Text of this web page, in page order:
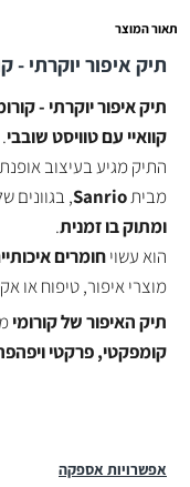
אפשרויות אספקה
תאור המוצר
תיק איפור יוקרתי -
תיק איפור יוקרתי -
קוואיי עם טוויסט שובבי.
התיק מגיע בעיצוב
מביתSanrio, בגוונים
ומתוק בו זמנית.
הוא עשויחומרים
מוצרי איפור, טיפוח או
תיק האיפור של קורומי
קומפקטי, פרקטי